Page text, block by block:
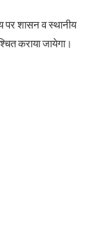
शासन व स्थानीय
कराया जायेगा।